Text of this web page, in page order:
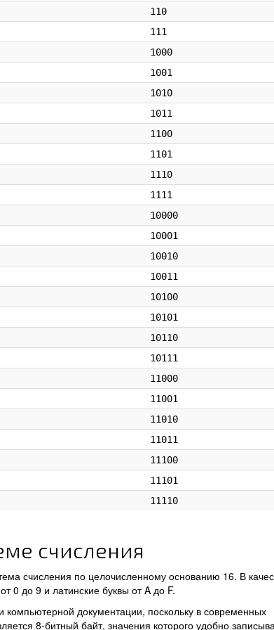
110
111
1000
1001
1010
1011
1100
1101
1110
1111
10000
10001
10010
10011
10100
10101
10110
10111
11000
11001
11010
11011
11100
11101
11110
счисления
счисления по целочисленному основанию 16. В
0 до 9 и латинские буквы от A до F.
документации, поскольку в современных
8-битный байт, значения которого удобно